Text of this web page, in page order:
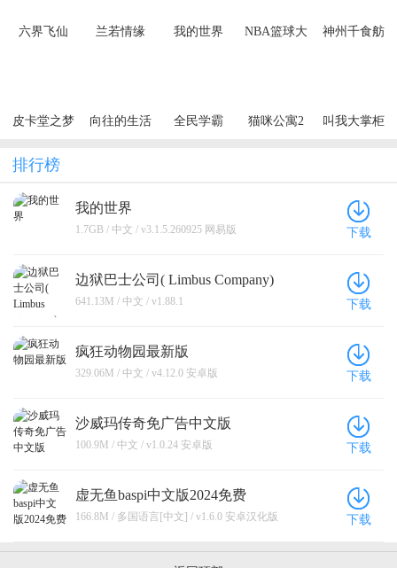
六界飞仙
兰若情缘
我的世界
NBA篮球大
神州千食舫
皮卡堂之梦
向往的生活 全民学霸 猫咪公寓2 叫我大掌柜
排行榜
我的世界
1.7GB / 中文 / v3.1.5.260925 网易版 下载
边狱巴士公司( Limbus Company)
641.13M / 中文 / v1.88.1 下载
疯狂动物园最新版
329.06M / 中文 / v4.12.0 安卓版 下载
沙威玛传奇免广告中文版
100.9M / 中文 / v1.0.24 安卓版 下载
虚无鱼baspi中文版2024免费
166.8M / 多国语言[中文] / v1.6.0 安卓汉化版 下载